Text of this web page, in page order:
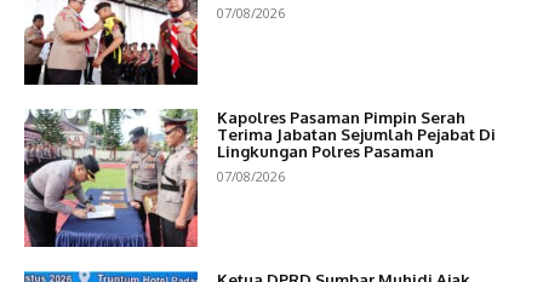
07/08/2026
Kapolres Pasaman Pimpin Serah
Terima Jabatan Sejumlah Pejabat Di
Lingkungan Polres Pasaman
07/08/2026